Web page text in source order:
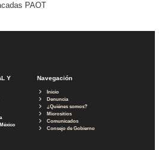
PAOT
Y
Navegación
Inicio
Denuncia
¿Quiénes somos?
Micrositios
Comunicados
Consejo de Gobierno